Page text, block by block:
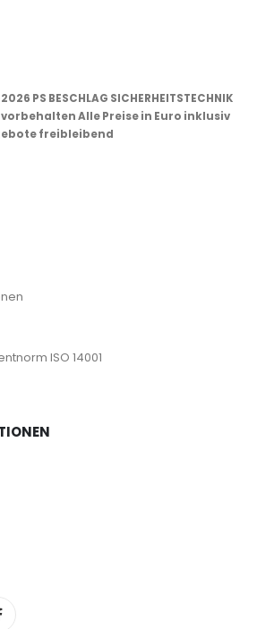
PS BESCHLAG SICHERHEITSTECHNIK
vorbehalten Alle Preise in Euro inklusiv
freibleibend
ISO 14001